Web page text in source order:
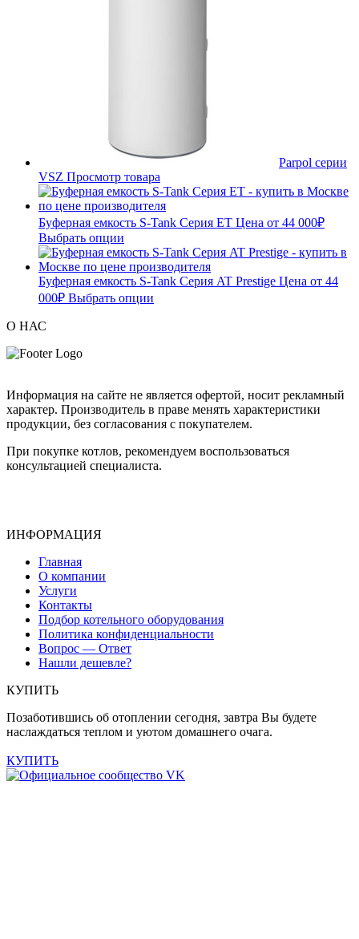
Parpol серии
VSZ Просмотр товара
Буферная емкость S-Tank Серия ET Цена от 44 000₽
Выбрать опции
Буферная емкость S-Tank Серия AT Prestige Цена от 44
000₽ Выбрать опции
О НАС
Информация на сайте не является офертой, носит рекламный
характер. Производитель в праве менять характеристики
продукции, без согласования с покупателем.
При покупке котлов, рекомендуем воспользоваться
консультацией специалиста.
ИНФОРМАЦИЯ
Главная
О компании
Услуги
Контакты
Подбор котельного оборудования
Политика конфиденциальности
Вопрос — Ответ
Нашли дешевле?
КУПИТЬ
Позаботившись об отоплении сегодня, завтра Вы будете
наслаждаться теплом и уютом домашнего очага.
КУПИТЬ